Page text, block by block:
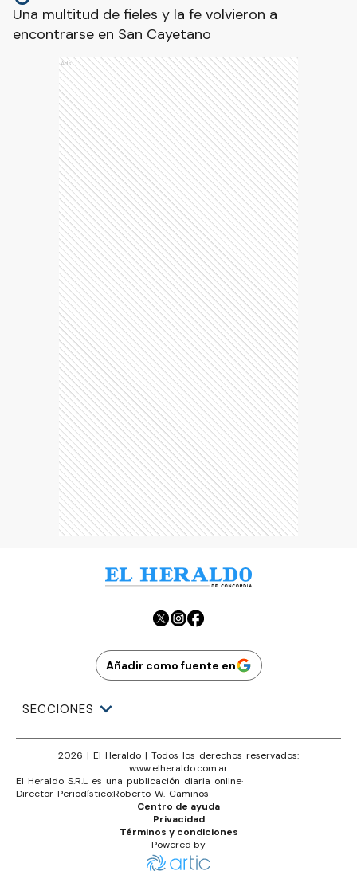
Una multitud de fieles y la fe volvieron a
encontrarse en San Cayetano
Ads
Añadir como fuente en
SECCIONES
2026 | El Heraldo | Todos los derechos reservados:
www.elheraldo.com.ar
El Heraldo S.R.L es una publicación diaria online·
Director Periodístico:Roberto W. Caminos
Términos y condiciones
Privacidad
Centro de ayuda
Powered by